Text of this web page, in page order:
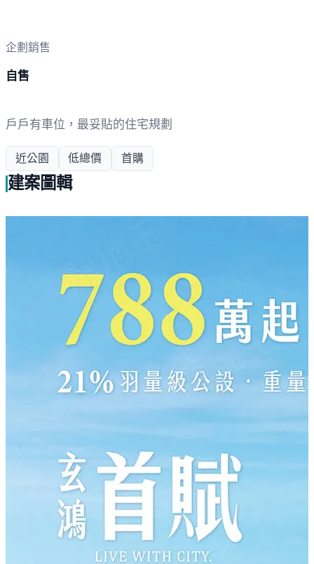
企劃銷售
自售
戶戶有車位，最妥貼的住宅規劃
近公園 低總價 首購
建案圖輯